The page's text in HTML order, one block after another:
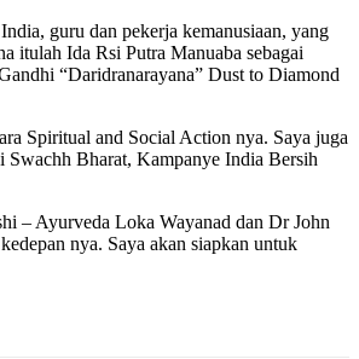
guru dan pekerja kemanusiaan, yang
itulah Ida Rsi Putra Manuaba sebagai
“Daridranarayana” Dust to Diamond
Spiritual and Social Action nya. Saya juga
Swachh Bharat, Kampanye India Bersih
– Ayurveda Loka Wayanad dan Dr John
nya. Saya akan siapkan untuk